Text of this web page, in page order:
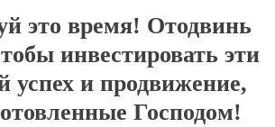
это время! Отодвинь
инвестировать эти
успех и продвижение,
Господом!